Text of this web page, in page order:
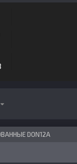
DON12A